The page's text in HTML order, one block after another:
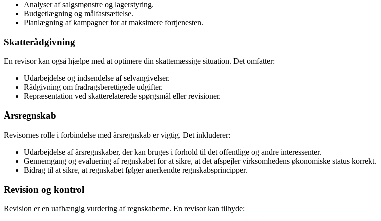
Analyser af salgsmønstre og lagerstyring.
Budgetlægning og målfastsættelse.
Planlægning af kampagner for at maksimere fortjenesten.
Skatterådgivning
En revisor kan også hjælpe med at optimere din skattemæssige situation. Det omfatter:
Udarbejdelse og indsendelse af selvangivelser.
Rådgivning om fradragsberettigede udgifter.
Repræsentation ved skatterelaterede spørgsmål eller revisioner.
Årsregnskab
Revisornes rolle i forbindelse med årsregnskab er vigtig. Det inkluderer:
Udarbejdelse af årsregnskaber, der kan bruges i forhold til det offentlige og andre interessenter.
Gennemgang og evaluering af regnskabet for at sikre, at det afspejler virksomhedens økonomiske status korrekt.
Bidrag til at sikre, at regnskabet følger anerkendte regnskabsprincipper.
Revision og kontrol
Revision er en uafhængig vurdering af regnskaberne. En revisor kan tilbyde: